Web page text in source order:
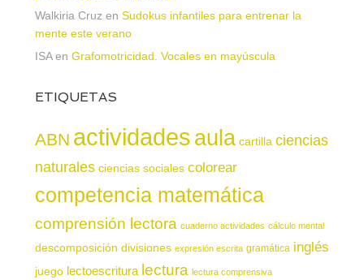
Walkiria Cruz en Sudokus infantiles para entrenar la
mente este verano
ISAen Grafomotricidad. Vocales en mayúscula
ETIQUETAS
ABN actividadesaula cartilla ciencias
naturales ciencias sociales colorear
competencia matemática
comprensión lectora cuaderno actividades cálculo mental
descomposición divisiones expresión escrita gramática inglés
juego lectoescritura lectura lectura comprensiva